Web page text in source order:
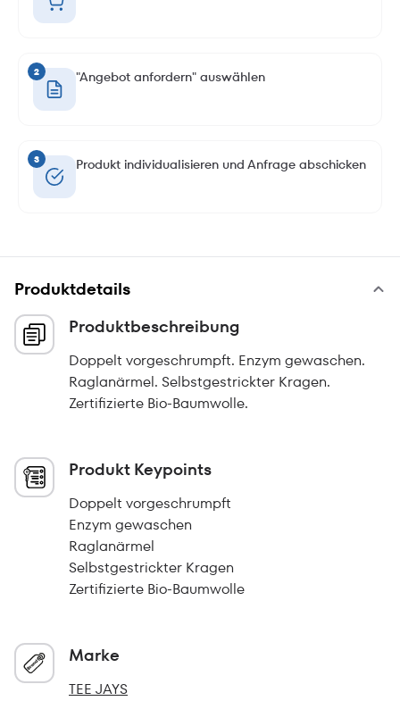
2 "Angebot anfordern" auswählen
3 Produkt individualisieren und Anfrage abschicken
Produktdetails
Produktbeschreibung
Doppelt vorgeschrumpft. Enzym gewaschen.
Raglanärmel. Selbstgestrickter Kragen.
Zertifizierte Bio-Baumwolle.
Produkt Keypoints
Doppelt vorgeschrumpft
Enzym gewaschen
Raglanärmel
Selbstgestrickter Kragen
Zertifizierte Bio-Baumwolle
Marke
TEE JAYS